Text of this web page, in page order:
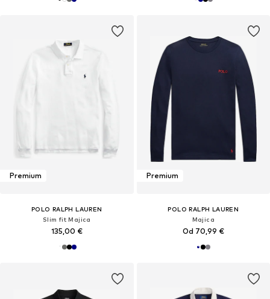
Premium
POLO RALPH LAUREN
Slim fit Majica
135,00 €
Premium
POLO RALPH LAUREN
Majica
Od 70,99 €